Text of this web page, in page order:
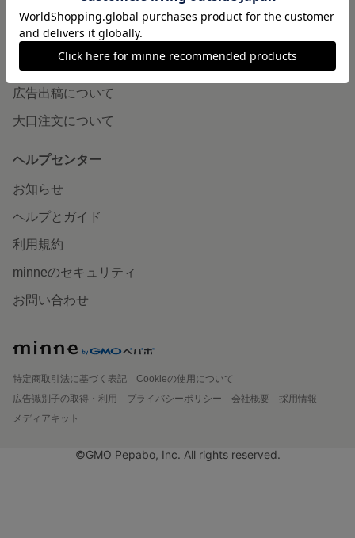
minneの本
企業の方へ
広告出稿について
大口注文について
ヘルプセンター
お知らせ
ヘルプとガイド
利用規約
minneのセキュリティ
お問い合わせ
特定商取引法に基づく表記
Cookieの使用について
広告識別子の取得・利用
プライバシーポリシー 会社概要
採用情報
メディアキット
©GMO Pepabo, Inc. All rights reserved.